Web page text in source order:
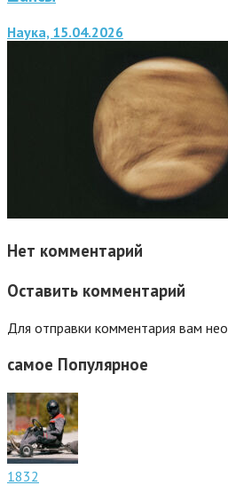
Наука, 15.04.2026
Нет комментарий
Оставить комментарий
Для отправки комментария вам
самое Популярное
1832